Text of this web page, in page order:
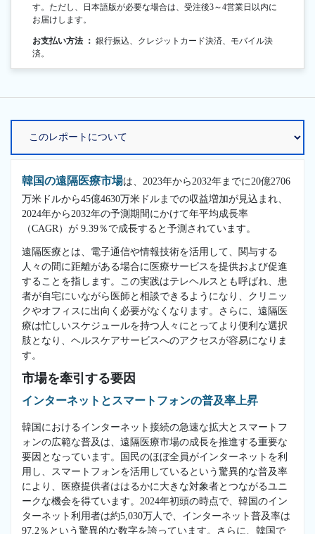
す。ただし、日本語版が必要な場合は、受注後3～4営業日以内に
お届けします。
お支払い方法 ： 銀行振込、クレジットカード決済、モバイル決
済。
韓国の遠隔医療市場は、2023年から2032年までに20億2706
万米ドルから45億4630万米ドルまでの収益増加が見込まれ、
2024年から2032年の予測期間にかけて年平均成長率
（CAGR）が 9.39％で成長すると予測されています。
遠隔医療とは、電子通信や情報技術を活用して、関与する
人々の間に距離がある場合に医療サービスを提供および促進
することを指します。この実践はテレヘルスとも呼ばれ、患
者が自宅にいながら医師と相談できるようになり、クリニッ
クやオフィスに出向く必要がなくなります。さらに、遠隔医
療は忙しいスケジュールを持つ人々にとってより便利な選択
肢となり、ヘルスケアサービスへのアクセスが容易になりま
す。
市場を牽引する要因
インターネットとスマートフォンの普及率上昇
韓国におけるインターネット接続の急速な拡大とスマートフ
ォンの広範な普及は、遠隔医療市場の成長を推進する重要な
要因となっています。国民のほぼ全員がインターネットを利
用し、スマートフォンを活用しているという驚異的な普及率
により、医療提供者ははるかに大きな対象者とつながるユニ
ークな機会を得ています。2024年初頭の時点で、韓国のイン
ターネット利用者は約5,030万人で、インターネット普及率は
97.2％という驚異的な数字を誇っています。さらに、韓国で